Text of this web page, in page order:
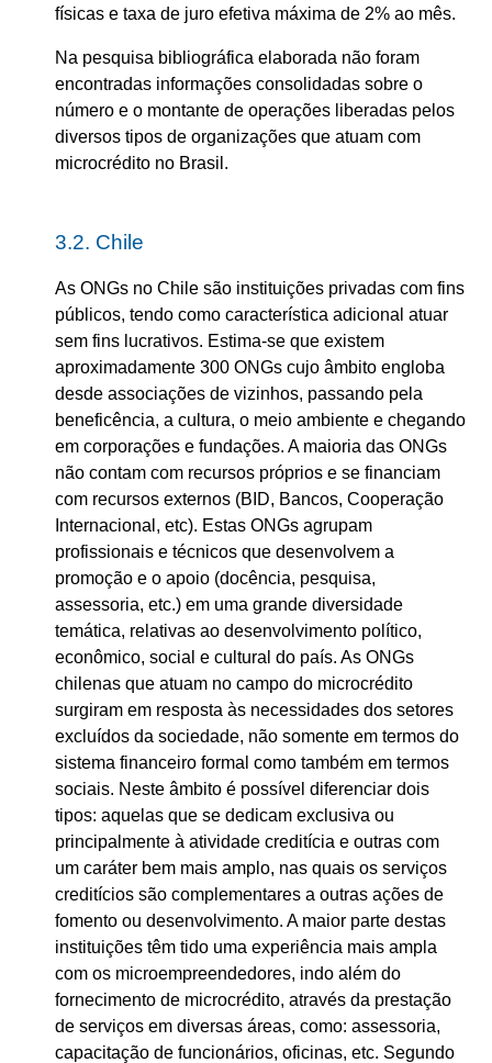
físicas e taxa de juro efetiva máxima de 2% ao mês.
Na pesquisa bibliográfica elaborada não foram
encontradas informações consolidadas sobre o
número e o montante de operações liberadas pelos
diversos tipos de organizações que atuam com
microcrédito no Brasil.
3.2. Chile
As ONGs no Chile são instituições privadas com fins
públicos, tendo como característica adicional atuar
sem fins lucrativos. Estima-se que existem
aproximadamente 300 ONGs cujo âmbito engloba
desde associações de vizinhos, passando pela
beneficência, a cultura, o meio ambiente e chegando
em corporações e fundações. A maioria das ONGs
não contam com recursos próprios e se financiam
com recursos externos (BID, Bancos, Cooperação
Internacional, etc). Estas ONGs agrupam
profissionais e técnicos que desenvolvem a
promoção e o apoio (docência, pesquisa,
assessoria, etc.) em uma grande diversidade
temática, relativas ao desenvolvimento político,
econômico, social e cultural do país. As ONGs
chilenas que atuam no campo do microcrédito
surgiram em resposta às necessidades dos setores
excluídos da sociedade, não somente em termos do
sistema financeiro formal como também em termos
sociais. Neste âmbito é possível diferenciar dois
tipos: aquelas que se dedicam exclusiva ou
principalmente à atividade creditícia e outras com
um caráter bem mais amplo, nas quais os serviços
creditícios são complementares a outras ações de
fomento ou desenvolvimento. A maior parte destas
instituições têm tido uma experiência mais ampla
com os microempreendedores, indo além do
fornecimento de microcrédito, através da prestação
de serviços em diversas áreas, como: assessoria,
capacitação de funcionários, oficinas, etc. Segundo